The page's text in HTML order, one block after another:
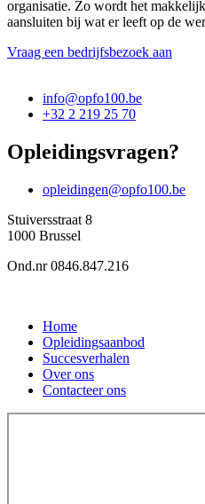
organisatie. Zo wordt het
aansluiten bij wat er leeft op de
Vraag een bedrijfsbezoek aan
info@opfo100.be
+32 2 219 25 70
Opleidingsvragen?
opleidingen@opfo100.be
Stuiversstraat 8
1000 Brussel
Ond.nr 0846.847.216
Home
Opleidingsaanbod
Succesverhalen
Over ons
Contacteer ons